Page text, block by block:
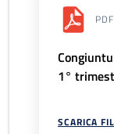
PDF
1°
SCARICA